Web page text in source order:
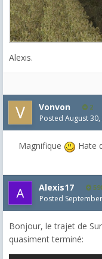
Alexis.
Vonvon 2
Posted August
Magnifique
Hate
Alexis17
Posted
Bonjour, le trajet de
quasiment terminé: